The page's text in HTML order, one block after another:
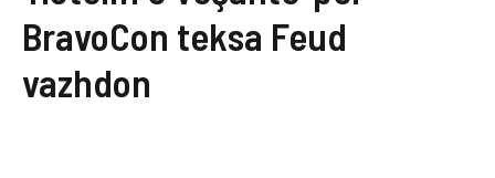
BravoCon teksa Feud
vazhdon